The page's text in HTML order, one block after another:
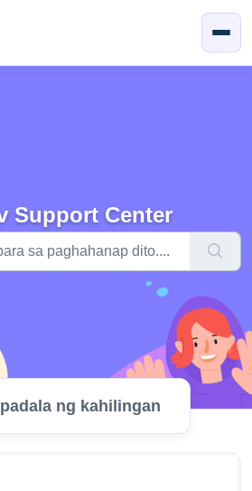
Support Center
ng kahilingan